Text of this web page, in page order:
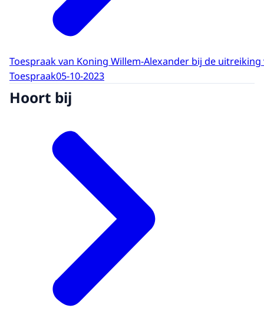
Toespraak van Koning Willem-Alexander bij de
Toespraak05-10-2023
Hoort bij